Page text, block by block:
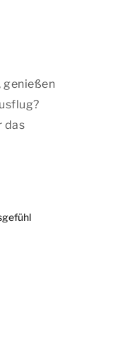
genießen
das